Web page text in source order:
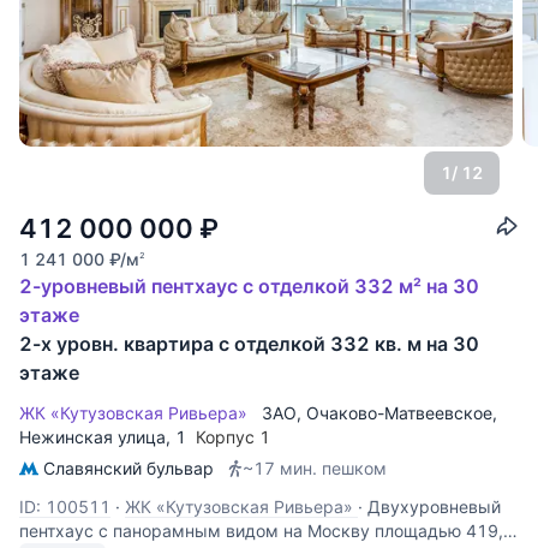
1/ 12
412 000 000 ₽
1 241 000 ₽/м2
2-уровневый пентхаус с отделкой 332 м² на 30
этаже
2-х уровн. квартира с отделкой 332 кв. м на 30
этаже
ЖК «Кутузовская Ривьера» ЗАО, Очаково-Матвеевское,
Нежинская улица, 1
Корпус 1
Славянский бульвар
~17 мин. пешком
ID: 100511 · ЖК «Кутузовская Ривьера» · Двухуровневый
пентхаус с панорамным видом на Москву площадью 419,3